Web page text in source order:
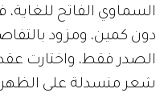
السماوي الفاتح
دون كمين، ومزود
الصدر فقط، واختارت
شعر منسدلة على